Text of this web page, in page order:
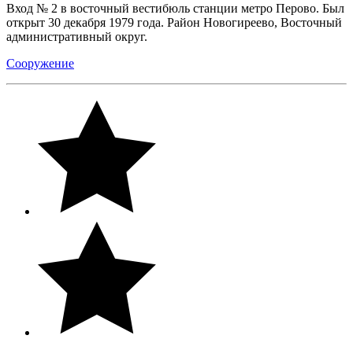
Вход № 2 в восточный вестибюль станции метро Перово. Был
открыт 30 декабря 1979 года. Район Новогиреево, Восточный
административный округ.
Сооружение